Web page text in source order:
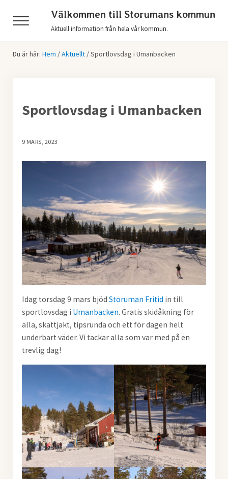
Menu
Välkommen till Storumans kommun
Aktuell information från hela vår kommun.
Du är här: Hem /Aktuellt /Sportlovsdag i Umanbacken
Sportlovsdag i Umanbacken
9 MARS, 2023
Idag torsdag 9 mars bjöd Storuman Fritid in till
sportlovsdag i Umanbacken. Gratis skidåkning för
alla, skattjakt, tipsrunda och ett för dagen helt
underbart väder. Vi tackar alla som var med på en
trevlig dag!